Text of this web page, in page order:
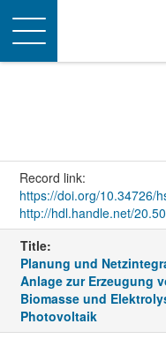
Toggle
navigation
Record link:
https://doi.org/10.34726/
http://hdl.handle.net/
Title:
Planung und
Anlage zur Erzeugung
Biomasse und
Photovoltaik